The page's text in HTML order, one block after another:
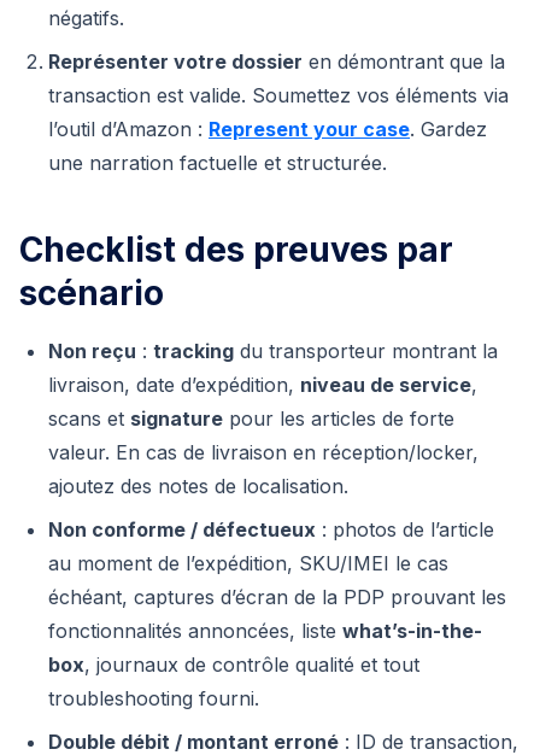
négatifs.
Représenter votre dossier en démontrant que la
transaction est valide. Soumettez vos éléments via
l’outil d’Amazon : Represent your case. Gardez
une narration factuelle et structurée.
Checklist des preuves par
scénario
Non reçu : tracking du transporteur montrant la
livraison, date d’expédition, niveau de service,
scans et signature pour les articles de forte
valeur. En cas de livraison en réception/locker,
ajoutez des notes de localisation.
Non conforme / défectueux : photos de l’article
au moment de l’expédition, SKU/IMEI le cas
échéant, captures d’écran de la PDP prouvant les
fonctionnalités annoncées, liste what’s-in-the-
box, journaux de contrôle qualité et tout
troubleshooting fourni.
Double débit / montant erroné : ID de transaction,